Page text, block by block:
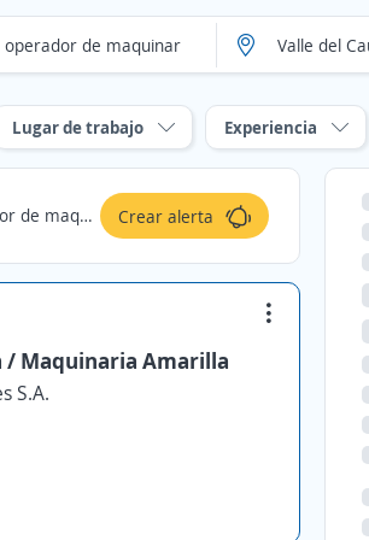
Lugar de trabajo Experiencia
del Cauca Crear alerta
/ Maquinaria Amarilla
S.A.